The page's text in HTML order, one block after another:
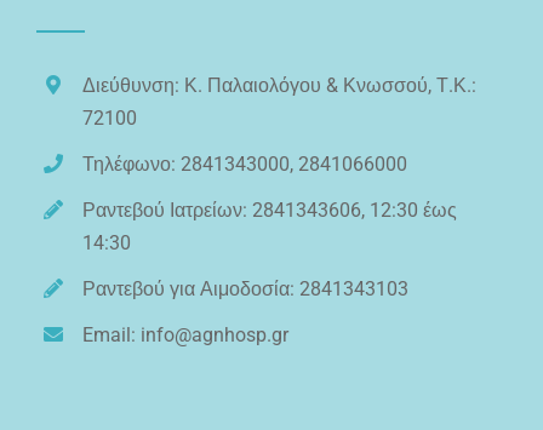
Διεύθυνση: Κ. Παλαιολόγου & Κνωσσού, Τ.Κ.:
72100
Τηλέφωνο: 2841343000, 2841066000
Ραντεβού Ιατρείων: 2841343606, 12:30 έως
14:30
Ραντεβού για Αιμοδοσία: 2841343103
Email: info@agnhosp.gr